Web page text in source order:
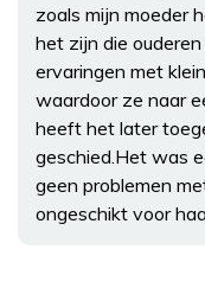
zoals mijn moeder
het zijn die
ervaringen met
waardoor ze naar
heeft het later
geschied.Het was
geen problemen
ongeschikt voor